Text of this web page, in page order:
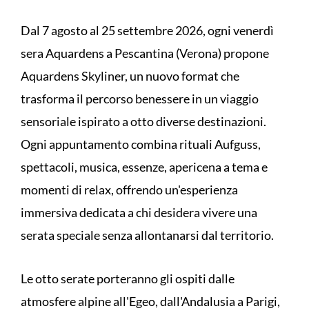
Dal 7 agosto al 25 settembre 2026, ogni venerdì
sera Aquardens a Pescantina (Verona) propone
Aquardens Skyliner, un nuovo format che
trasforma il percorso benessere in un viaggio
sensoriale ispirato a otto diverse destinazioni.
Ogni appuntamento combina rituali Aufguss,
spettacoli, musica, essenze, apericena a tema e
momenti di relax, offrendo un'esperienza
immersiva dedicata a chi desidera vivere una
serata speciale senza allontanarsi dal territorio.
Le otto serate porteranno gli ospiti dalle
atmosfere alpine all'Egeo, dall'Andalusia a Parigi,